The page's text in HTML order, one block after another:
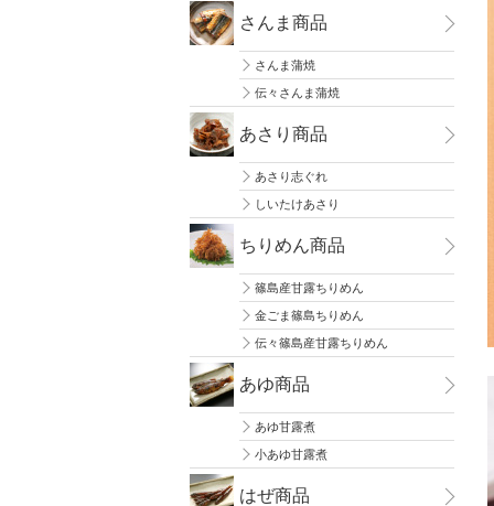
さんま商品
さんま蒲焼
伝々さんま蒲焼
あさり商品
あさり志ぐれ
しいたけあさり
ちりめん商品
篠島産甘露ちりめん
金ごま篠島ちりめん
伝々篠島産甘露ちりめん
あゆ商品
あゆ甘露煮
小あゆ甘露煮
はぜ商品